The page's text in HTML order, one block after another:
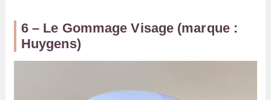
6 – Le Gommage Visage (marque :
Huygens)